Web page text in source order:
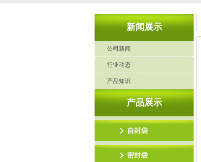
新闻展示
公司新闻
行业动态
产品知识
产品展示
自封袋
密封袋